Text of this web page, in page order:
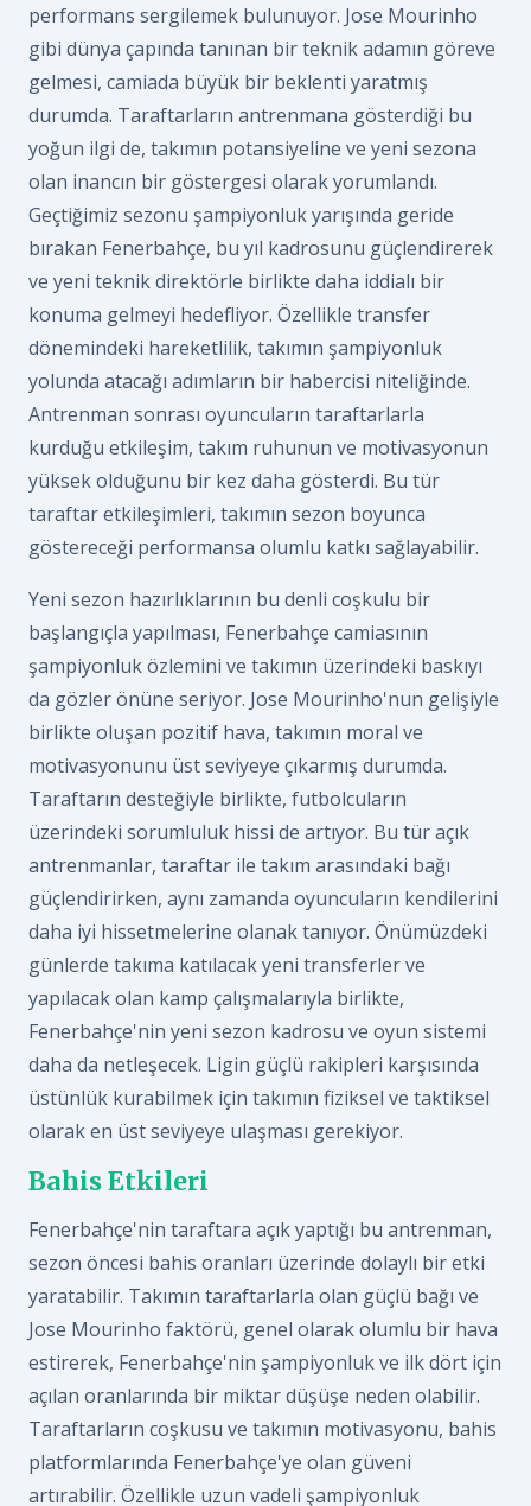
performans sergilemek bulunuyor. Jose Mourinho
gibi dünya çapında tanınan bir teknik adamın göreve
gelmesi, camiada büyük bir beklenti yaratmış
durumda. Taraftarların antrenmana gösterdiği bu
yoğun ilgi de, takımın potansiyeline ve yeni sezona
olan inancın bir göstergesi olarak yorumlandı.
Geçtiğimiz sezonu şampiyonluk yarışında geride
bırakan Fenerbahçe, bu yıl kadrosunu güçlendirerek
ve yeni teknik direktörle birlikte daha iddialı bir
konuma gelmeyi hedefliyor. Özellikle transfer
dönemindeki hareketlilik, takımın şampiyonluk
yolunda atacağı adımların bir habercisi niteliğinde.
Antrenman sonrası oyuncuların taraftarlarla
kurduğu etkileşim, takım ruhunun ve motivasyonun
yüksek olduğunu bir kez daha gösterdi. Bu tür
taraftar etkileşimleri, takımın sezon boyunca
göstereceği performansa olumlu katkı sağlayabilir.
Yeni sezon hazırlıklarının bu denli coşkulu bir
başlangıçla yapılması, Fenerbahçe camiasının
şampiyonluk özlemini ve takımın üzerindeki baskıyı
da gözler önüne seriyor. Jose Mourinho'nun gelişiyle
birlikte oluşan pozitif hava, takımın moral ve
motivasyonunu üst seviyeye çıkarmış durumda.
Taraftarın desteğiyle birlikte, futbolcuların
üzerindeki sorumluluk hissi de artıyor. Bu tür açık
antrenmanlar, taraftar ile takım arasındaki bağı
güçlendirirken, aynı zamanda oyuncuların kendilerini
daha iyi hissetmelerine olanak tanıyor. Önümüzdeki
günlerde takıma katılacak yeni transferler ve
yapılacak olan kamp çalışmalarıyla birlikte,
Fenerbahçe'nin yeni sezon kadrosu ve oyun sistemi
daha da netleşecek. Ligin güçlü rakipleri karşısında
üstünlük kurabilmek için takımın fiziksel ve taktiksel
olarak en üst seviyeye ulaşması gerekiyor.
Bahis Etkileri
Fenerbahçe'nin taraftara açık yaptığı bu antrenman,
sezon öncesi bahis oranları üzerinde dolaylı bir etki
yaratabilir. Takımın taraftarlarla olan güçlü bağı ve
Jose Mourinho faktörü, genel olarak olumlu bir hava
estirerek, Fenerbahçe'nin şampiyonluk ve ilk dört için
açılan oranlarında bir miktar düşüşe neden olabilir.
Taraftarların coşkusu ve takımın motivasyonu, bahis
platformlarında Fenerbahçe'ye olan güveni
artırabilir. Özellikle uzun vadeli şampiyonluk